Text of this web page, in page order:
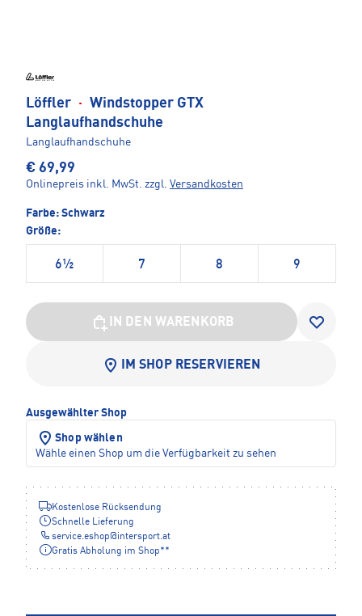
Löffler · Windstopper GTX
Langlaufhandschuhe
Langlaufhandschuhe
€ 69,99
Onlinepreis inkl. MwSt. zzgl. Versandkosten
Farbe: Schwarz
Größe:
6½ 7 8 9
IN DEN WARENKORB
IM SHOP RESERVIEREN
Ausgewählter Shop
Shop wählen
Wähle einen Shop um die Verfügbarkeit zu sehen
Kostenlose Rücksendung
Schnelle Lieferung
service.eshop@intersport.at
Gratis Abholung im Shop**